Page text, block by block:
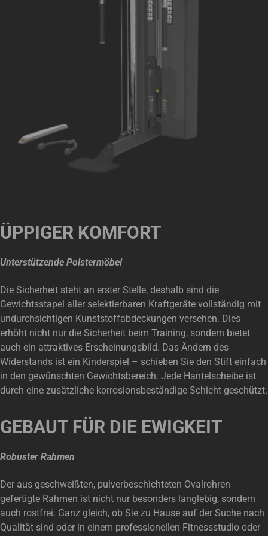
ÜPPIGER KOMFORT
Unterstützende Polstermöbel
Die Sicherheit steht an erster Stelle, deshalb sind die
Gewichtsstapel aller selektierbaren Kraftgeräte vollständig mit
undurchsichtigen Kunststoffabdeckungen versehen. Dies
erhöht nicht nur die Sicherheit beim Training, sondern bietet
auch ein attraktives Erscheinungsbild. Das Ändern des
Widerstands ist ein Kinderspiel – schieben Sie den Stift einfach
in den gewünschten Gewichtsbereich. Jede Hantelscheibe ist
durch eine zusätzliche korrosionsbeständige Schicht geschützt.
GEBAUT FÜR DIE EWIGKEIT
Robuster Rahmen
Der aus geschweißten, pulverbeschichteten Ovalrohren
gefertigte Rahmen ist nicht nur besonders langlebig, sondern
auch rostfrei. Ganz gleich, ob Sie zu Hause auf der Suche nach
Qualität sind oder in einem professionellen Fitnessstudio oder